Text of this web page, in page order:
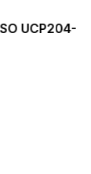
UCP204-